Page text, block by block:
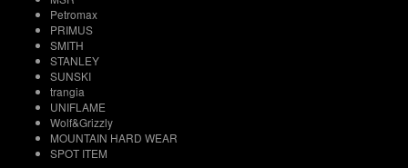
Petromax
PRIMUS
SMITH
STANLEY
SUNSKI
trangia
UNIFLAME
Wolf&Grizzly
MOUNTAIN HARD WEAR
SPOT ITEM